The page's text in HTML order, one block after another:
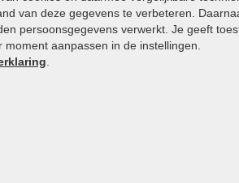
van deze gegevens te verbeteren.
persoonsgegevens verwerkt. Je geeft
aanpassen in de instellingen.
Stapelstenen
Extra